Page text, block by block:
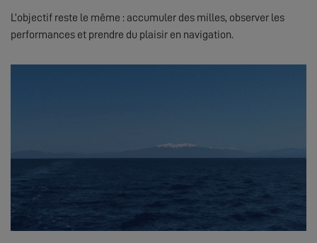
L’objectif reste le même : accumuler des milles, observer les
performances et prendre du plaisir en navigation.